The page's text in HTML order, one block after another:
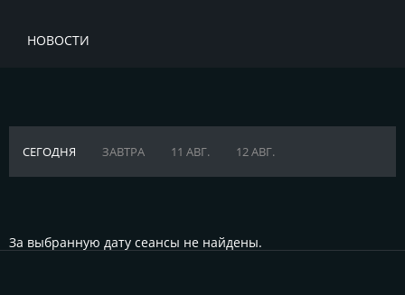
НОВОСТИ
СЕГОДНЯ ЗАВТРА 11 АВГ. 12 АВГ.
За выбранную дату сеансы не найдены.